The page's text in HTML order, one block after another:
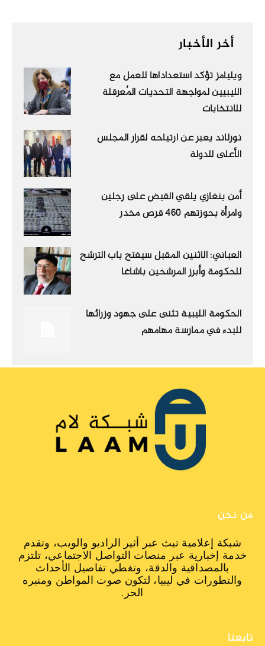
أخر الأخبار
ويليامز تؤكد استعداداها للعمل مع
الليبيين لمواجهة التحديات المُعرقلة
للانتخابات
نورلاند يعبر عن ارتياحه لقرار المجلس
الأعلى للدولة
أمن بنغازي يلقي القبض على رجلين
وامرأة بحوزتهم 460 قرص مخدر
العباني: الاثنين المقبل سيفتح باب الترشح
للحكومة وأبرز المرشحين باشاغا
الحكومة الليبية تثنى على جهود وزرائها
للبدء في ممارسة مهامهم
من نحن
شبكة إعلامية تبث عبر أثير الراديو والويب، وتقدم
خدمة إخبارية عبر منصات التواصل الاجتماعي، تلتزم
بالمصداقية والدقة، وتغطي تفاصيل الأحداث
والتطورات في ليبيا، لتكون صوت المواطن ومنبره
الحر.
تابعنا